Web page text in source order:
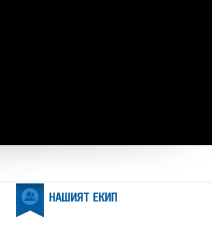
НАШИЯТ ЕКИП